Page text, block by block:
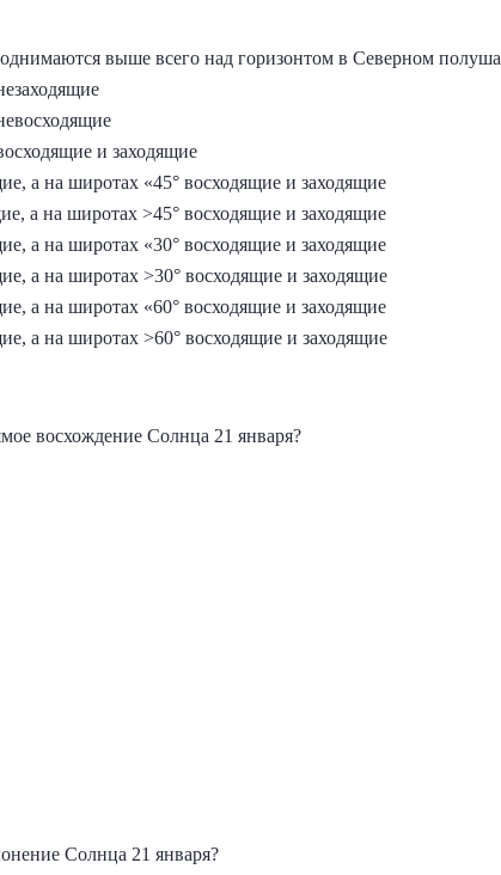
выше всего над горизонтом в Северном
и заходящие
а на широтах «45° восходящие и заходящие
а на широтах >45° восходящие и заходящие
а на широтах «30° восходящие и заходящие
а на широтах >30° восходящие и заходящие
а на широтах «60° восходящие и заходящие
а на широтах >60° восходящие и заходящие
восхождение Солнца 21 января?
Солнца 21 января?